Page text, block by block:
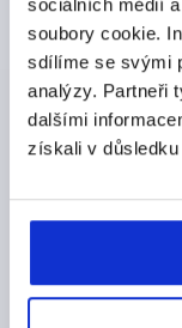
sociálních médií
soubory cookie.
sdílíme se svými
analýzy. Partneři
dalšími
získali v
Ostatní